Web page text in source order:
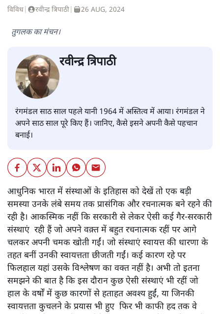
विविध रवीन्द्र त्रिपाठी 26 AUG, 2024
रवीन्द्र त्रिपाठी
रंगमंडल साठ साल पहले यानी 1964 में अस्तित्व में आया। रंगमंडल ने
अपने साठ साल पूरे किए हैं। जानिए, कैसे इसने अपनी कैसे पहचान
बनाई।
आधुनिक भारत में संस्थाओं के इतिहास को देखें तो एक बड़ी